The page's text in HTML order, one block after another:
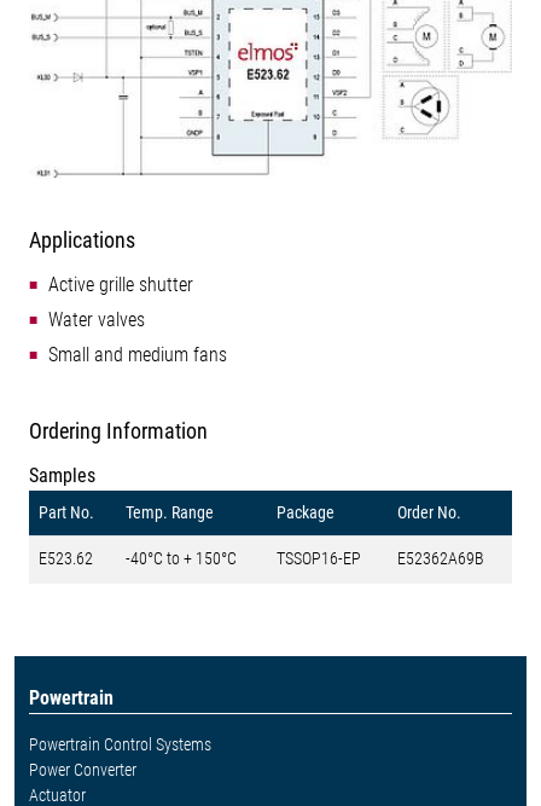
Applications
Active grille shutter
Water valves
Small and medium fans
Ordering Information
Samples
Part No. Temp. Range Package Order No.
E523.62 -40°C to + 150°C TSSOP16-EP E52362A69B
Powertrain
Powertrain Control Systems
Power Converter
Actuator